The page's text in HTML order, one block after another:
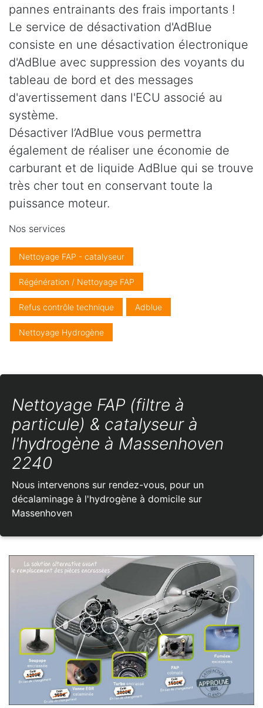
pannes entrainants des frais importants !
Le service de désactivation d'AdBlue
consiste en une désactivation électronique
d'AdBlue avec suppression des voyants du
tableau de bord et des messages
d'avertissement dans l'ECU associé au
système.
Désactiver l’AdBlue vous permettra
également de réaliser une économie de
carburant et de liquide AdBlue qui se trouve
très cher tout en conservant toute la
puissance moteur.
Nos services
Nettoyage FAP - catalyseur
Régénération / Nettoyage FAP
Refus contrôle technique Adblue
Nettoyage Hydrogène
Nettoyage FAP (filtre à
particule) & catalyseur à
l'hydrogène à Massenhoven
2240
Nous intervenons sur rendez-vous, pour un
décalaminage à l'hydrogène à domicile sur
Massenhoven